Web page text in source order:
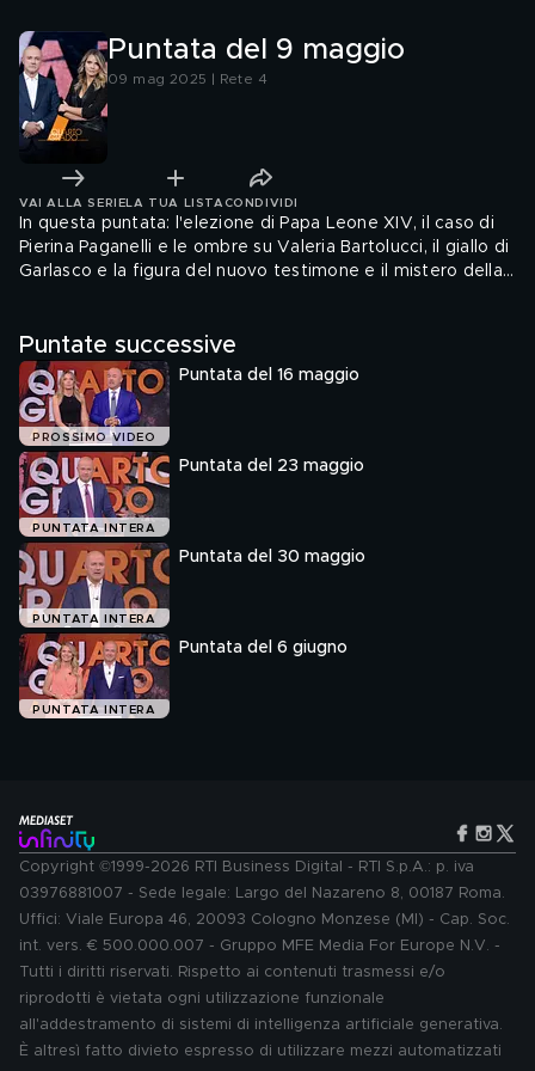
Puntata del 9 maggio
09 mag 2025 | Rete 4
VAI ALLA SERIE LA TUA LISTA CONDIVIDI
In questa puntata: l'elezione di Papa Leone XIV, il caso di
Pierina Paganelli e le ombre su Valeria Bartolucci, il giallo di
Garlasco e la figura del nuovo testimone e il mistero della
Puntate successive
PROSSIMO VIDEO
Puntata del 16 maggio
PUNTATA INTERA
Puntata del 23 maggio
PUNTATA INTERA
Puntata del 30 maggio
PUNTATA INTERA
Puntata del 6 giugno
Copyright ©1999-2026 RTI Business Digital - RTI S.p.A.: p. iva
03976881007 - Sede legale: Largo del Nazareno 8, 00187 Roma.
Uffici: Viale Europa 46, 20093 Cologno Monzese (MI) - Cap. Soc.
int. vers. € 500.000.007 - Gruppo MFE Media For Europe N.V. -
Tutti i diritti riservati. Rispetto ai contenuti trasmessi e/o
riprodotti è vietata ogni utilizzazione funzionale
all'addestramento di sistemi di intelligenza artificiale generativa.
È altresì fatto divieto espresso di utilizzare mezzi automatizzati